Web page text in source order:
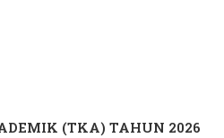
(TKA) TAHUN 2026